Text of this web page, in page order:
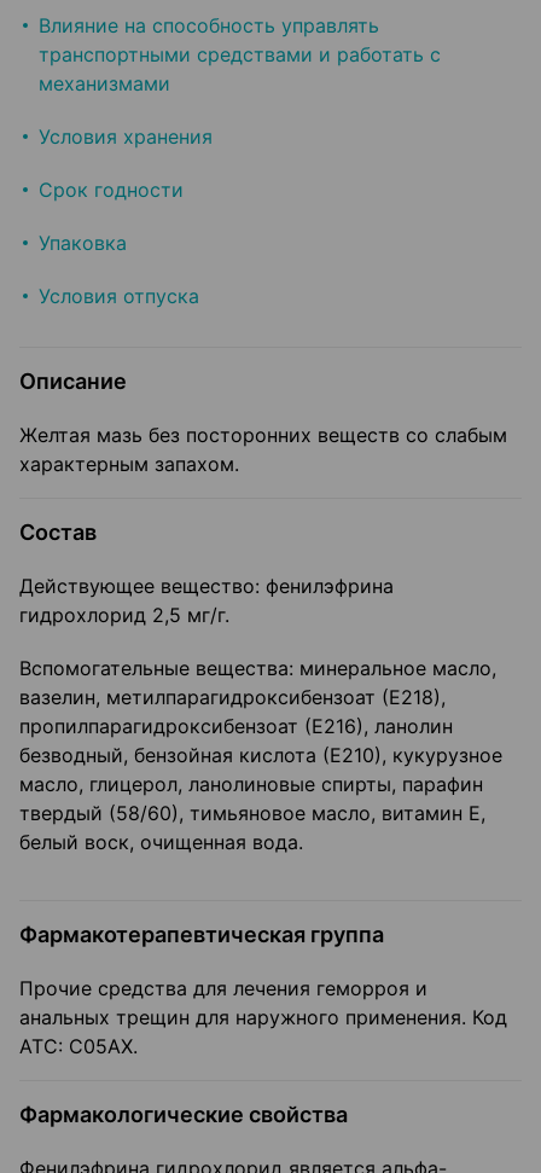
Влияние на способность управлять
транспортными средствами и работать с
механизмами
Условия хранения
Срок годности
Упаковка
Условия отпуска
Описание
Желтая мазь без посторонних веществ со слабым
характерным запахом.
Состав
Действующее вещество: фенилэфрина
гидрохлорид 2,5 мг/г.
Вспомогательные вещества: минеральное масло,
вазелин, метилпарагидроксибензоат (Е218),
пропилпарагидроксибензоат (Е216), ланолин
безводный, бензойная кислота (Е210), кукурузное
масло, глицерол, ланолиновые спирты, парафин
твердый (58/60), тимьяновое масло, витамин Е,
белый воск, очищенная вода.
Фармакотерапевтическая группа
Прочие средства для лечения геморроя и
анальных трещин для наружного применения. Код
АТС: С05АХ.
Фармакологические свойства